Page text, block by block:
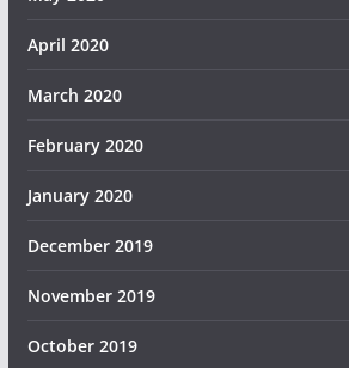
April 2020
March 2020
February 2020
January 2020
December 2019
November 2019
October 2019